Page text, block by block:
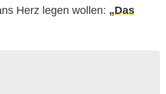
Herz legen wollen: „Das